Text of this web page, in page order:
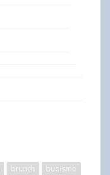
brunch
budismo